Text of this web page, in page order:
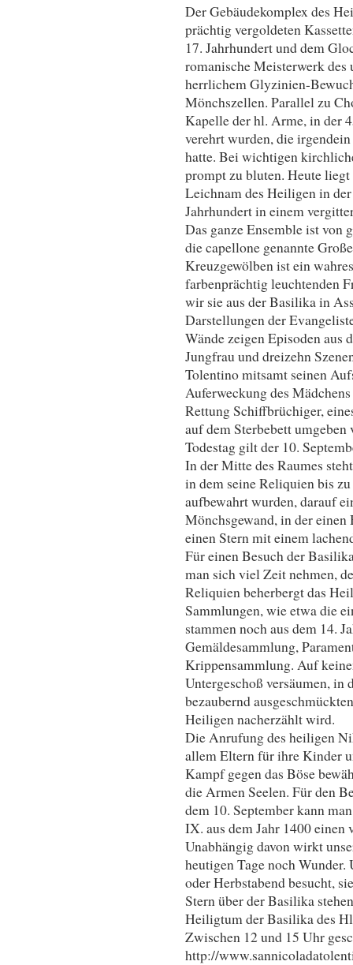
Der Gebäudekomplex des
prächtig vergoldeten
17. Jahrhundert und dem
romanische Meisterwerk des
herrlichem Glyzinien-
Mönchszellen. Parallel zu
Kapelle der hl. Arme, in der
verehrt wurden, die
hatte. Bei wichtigen
prompt zu bluten. Heute
Leichnam des Heiligen in
Jahrhundert in einem
Das ganze Ensemble ist von
die capellone genannte
Kreuzgewölben ist ein
farbenprächtig leuchtenden
wir sie aus der Basilika in
Darstellungen der
Wände zeigen Episoden aus
Jungfrau und dreizehn
Tolentino mitsamt seinen
Auferweckung des
Rettung Schiffbrüchiger,
auf dem Sterbebett
Todestag gilt der 10.
In der Mitte des Raumes
in dem seine Reliquien bis
aufbewahrt wurden, darauf
Mönchsgewand, in der
einen Stern mit einem
Für einen Besuch der
man sich viel Zeit nehmen,
Reliquien beherbergt das
Sammlungen, wie etwa die
stammen noch aus dem 14.
Gemäldesammlung,
Krippensammlung. Auf
Untergeschoß versäumen,
bezaubernd
Heiligen nacherzählt wird.
Die Anrufung des heiligen
allem Eltern für ihre Kinder
Kampf gegen das Böse
die Armen Seelen. Für den
dem 10. September kann
IX. aus dem Jahr 1400
Unabhängig davon wirkt
heutigen Tage noch
oder Herbstabend besucht,
Stern über der Basilika
Heiligtum der Basilika des
Zwischen 12 und 15 Uhr
http://